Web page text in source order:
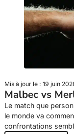
Mis à jour le : 19 juin
Malbec vs
Le match que
le monde va
confrontations